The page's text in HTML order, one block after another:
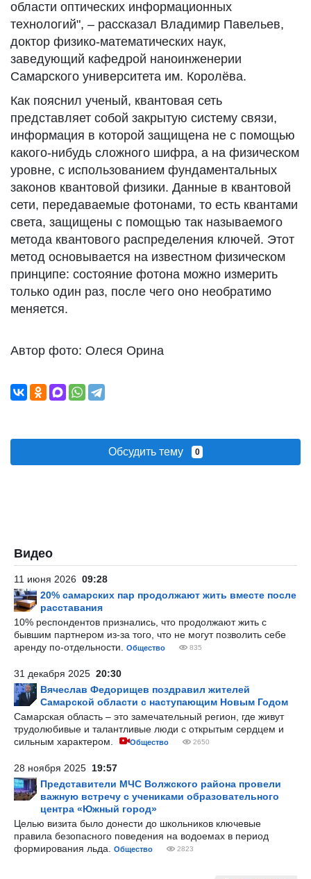
области оптических информационных
технологий", – рассказал Владимир Павельев,
доктор физико-математических наук,
заведующий кафедрой наноинженерии
Самарского университета им. Королёва.
Как пояснил ученый, квантовая сеть
представляет собой закрытую систему связи,
информация в которой защищена не с помощью
какого-нибудь сложного шифра, а на физическом
уровне, с использованием фундаментальных
законов квантовой физики. Данные в квантовой
сети, передаваемые фотонами, то есть квантами
света, защищены с помощью так называемого
метода квантового распределения ключей. Этот
метод основывается на известном физическом
принципе: состояние фотона можно измерить
только один раз, после чего оно необратимо
меняется.
Автор фото: Олеся Орина
Обсудить тему 0
Видео
11 июня 2026 09:28
20% самарских пар продолжают жить вместе после
расставания
10% респондентов признались, что продолжают жить с
бывшим партнером из-за того, что не могут позволить себе
аренду по-отдельности.
Общество 835
31 декабря 2025 20:30
Вячеслав Федорищев поздравил жителей
Самарской области с наступающим Новым Годом
Самарская область – это замечательный регион, где живут
трудолюбивые и талантливые люди с открытым сердцем и
сильным характером.
Общество 2650
28 ноября 2025 19:57
Представители МЧС Волжского района провели
важную встречу с учениками образовательного
центра «Южный город»
Целью визита было донести до школьников ключевые
правила безопасного поведения на водоемах в период
формирования льда.
Общество 2823